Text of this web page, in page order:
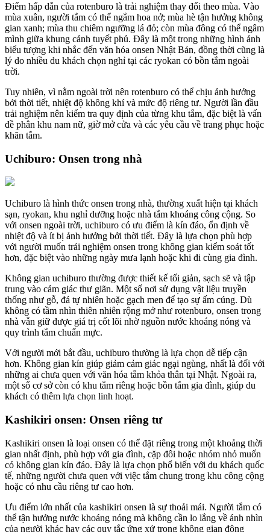
Điểm hấp dẫn của rotenburo là trải nghiệm thay đổi theo mùa. Vào
mùa xuân, người tắm có thể ngắm hoa nở; mùa hè tận hưởng không
gian xanh; mùa thu chiêm ngưỡng lá đỏ; còn mùa đông có thể ngâm
mình giữa khung cảnh tuyết phủ. Đây là một trong những hình ảnh
biểu tượng khi nhắc đến văn hóa onsen Nhật Bản, đồng thời cũng là
lý do nhiều du khách chọn nghỉ tại các ryokan có bồn tắm ngoài
trời.
Tuy nhiên, vì nằm ngoài trời nên rotenburo có thể chịu ảnh hưởng
bởi thời tiết, nhiệt độ không khí và mức độ riêng tư. Người lần đầu
trải nghiệm nên kiểm tra quy định của từng khu tắm, đặc biệt là vấn
đề phân khu nam nữ, giờ mở cửa và các yêu cầu về trang phục hoặc
khăn tắm.
Uchiburo: Onsen trong nhà
Uchiburo là hình thức onsen trong nhà, thường xuất hiện tại khách
sạn, ryokan, khu nghỉ dưỡng hoặc nhà tắm khoáng công cộng. So
với onsen ngoài trời, uchiburo có ưu điểm là kín đáo, ổn định về
nhiệt độ và ít bị ảnh hưởng bởi thời tiết. Đây là lựa chọn phù hợp
với người muốn trải nghiệm onsen trong không gian kiểm soát tốt
hơn, đặc biệt vào những ngày mưa lạnh hoặc khi đi cùng gia đình.
Không gian uchiburo thường được thiết kế tối giản, sạch sẽ và tập
trung vào cảm giác thư giãn. Một số nơi sử dụng vật liệu truyền
thống như gỗ, đá tự nhiên hoặc gạch men để tạo sự ấm cúng. Dù
không có tầm nhìn thiên nhiên rộng mở như rotenburo, onsen trong
nhà vẫn giữ được giá trị cốt lõi nhờ nguồn nước khoáng nóng và
quy trình tắm chuẩn mực.
Với người mới bắt đầu, uchiburo thường là lựa chọn dễ tiếp cận
hơn. Không gian kín giúp giảm cảm giác ngại ngùng, nhất là đối với
những ai chưa quen với văn hóa tắm khỏa thân tại Nhật. Ngoài ra,
một số cơ sở còn có khu tắm riêng hoặc bồn tắm gia đình, giúp du
khách có thêm lựa chọn linh hoạt.
Kashikiri onsen: Onsen riêng tư
Kashikiri onsen là loại onsen có thể đặt riêng trong một khoảng thời
gian nhất định, phù hợp với gia đình, cặp đôi hoặc nhóm nhỏ muốn
có không gian kín đáo. Đây là lựa chọn phổ biến với du khách quốc
tế, những người chưa quen với việc tắm chung trong khu công cộng
hoặc có nhu cầu riêng tư cao hơn.
Ưu điểm lớn nhất của kashikiri onsen là sự thoải mái. Người tắm có
thể tận hưởng nước khoáng nóng mà không cần lo lắng về ánh nhìn
của người khác hay các quy tắc ứng xử trong không gian đông